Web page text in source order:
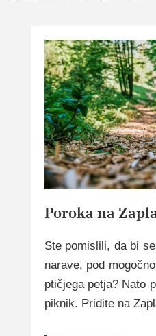
Poroka na
Ste pomislili, da bi
narave, pod
ptičjega petja? Nato
piknik. Pridite na